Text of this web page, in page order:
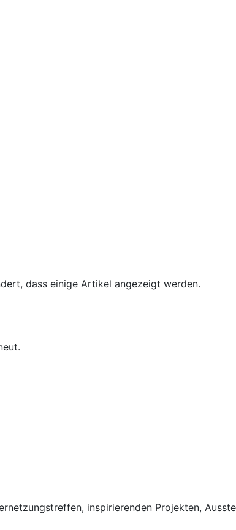
dass einige Artikel angezeigt werden.
inspirierenden Projekten,